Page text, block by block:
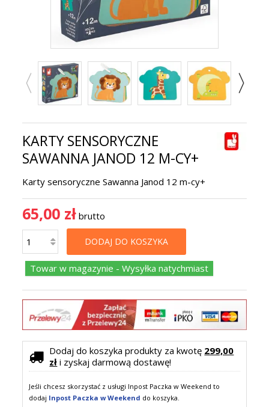
KARTY SENSORYCZNE
SAWANNA JANOD 12 M-CY+
Karty sensoryczne Sawanna Janod 12 m-cy+
65,00 zł brutto
DODAJ DO KOSZYKA
Towar w magazynie - Wysyłka natychmiast
Dodaj do koszyka produkty za kwotę 299,00
zł i zyskaj darmową dostawę!
Jeśli chcesz skorzystać z usługi Inpost Paczka w Weekend to
dodaj Inpost Paczka w Weekend do koszyka.